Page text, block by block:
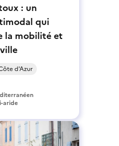
: un
qui
la mobilité et
d'Azur
aride